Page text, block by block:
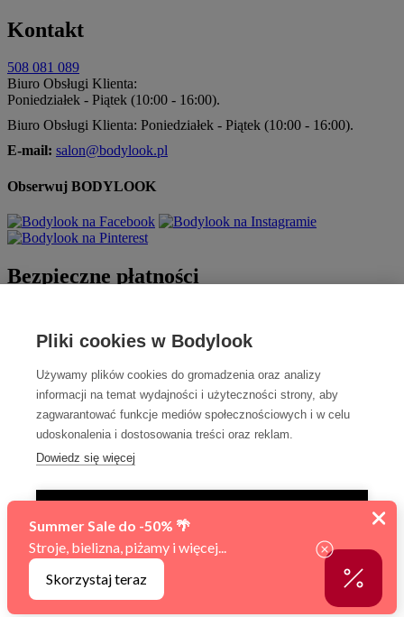
Pliki cookies w Bodylook
Używamy plików cookies do gromadzenia oraz analizy
informacji na temat wydajności i użyteczności strony, aby
zagwarantować funkcje mediów społecznościowych i w celu
udoskonalenia i dostosowania treści oraz reklam.
Dowiedz się więcej
AKCEPTUJ WSZYSTKIE
Zarządzaj ustawieniami
Kontakt
508 081 089
Biuro Obsługi Klienta:
Poniedziałek - Piątek (10:00 - 16:00).
Biuro Obsługi Klienta: Poniedziałek - Piątek (10:00 - 16:00).
E-mail: salon@bodylook.pl
Obserwuj BODYLOOK
Bezpieczne płatności
Szybka dostawa
Sfinansowano w ramach reakcji Unii na pandemię COVID-19.
© 2010 - 2026 BODYLOOK premium lingerie